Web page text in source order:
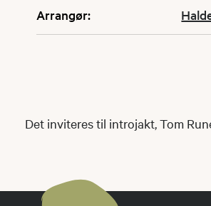
Arrangør:
Det inviteres til introjakt, Tom